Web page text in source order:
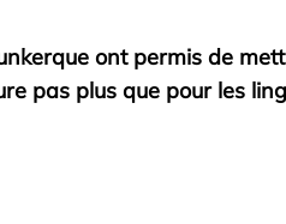
ont permis de
pas plus que pour les